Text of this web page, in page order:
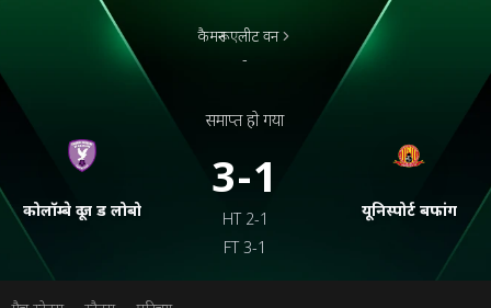
कोलॉम्बे दू ज ड लोबो
कैमरून एलीट वन
-
समाप्त हो गया
3-1
HT 2-1
FT3-1
यूनिस्पोर्ट बफांग